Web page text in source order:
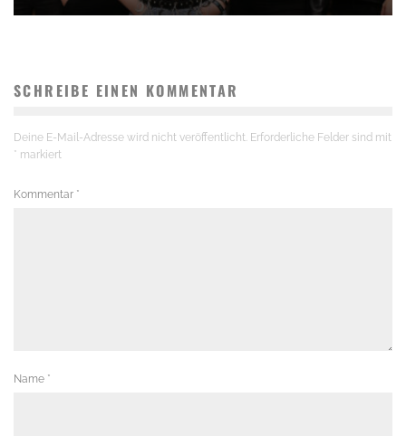
SCHREIBE EINEN KOMMENTAR
Deine E-Mail-Adresse wird nicht veröffentlicht. Erforderliche Felder sind mit
* markiert
Kommentar *
Name *